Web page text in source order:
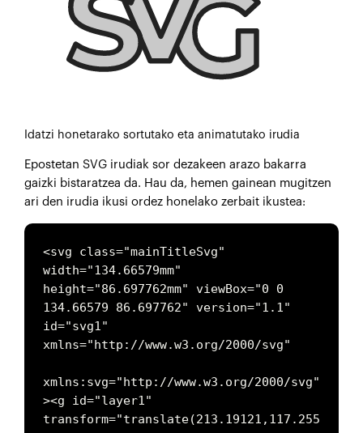
Idatzi honetarako sortutako eta animatutako irudia
Epostetan SVG irudiak sor dezakeen arazo bakarra
gaizki bistaratzea da. Hau da, hemen gainean mugitzen
ari den irudia ikusi ordez honelako zerbait ikustea:
<svg class="mainTitleSvg"
width="134.66579mm"
height="86.697762mm" viewBox="0 0
134.66579 86.697762" version="1.1"
id="svg1"
xmlns="http://www.w3.org/2000/svg"
xmlns:svg="http://www.w3.org/2000/svg"
><g id="layer1"
transform="translate(213.19121,117.255